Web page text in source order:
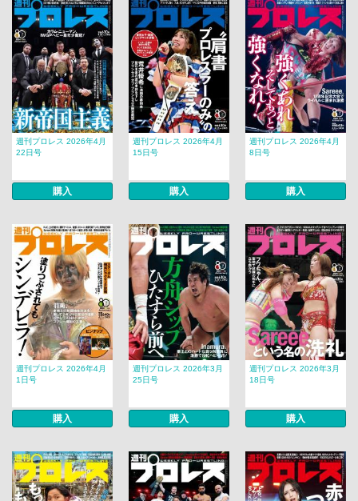
週刊プロレス 2026年4月
22日号
購入
週刊プロレス 2026年4月
15日号
購入
週刊プロレス 2026年4月
8日号
購入
週刊プロレス 2026年4月
1日号
購入
週刊プロレス 2026年3月
25日号
購入
週刊プロレス 2026年3月
18日号
購入